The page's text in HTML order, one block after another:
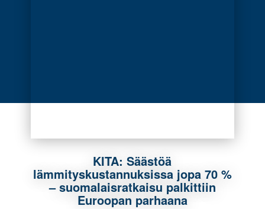
KITA: Säästöä
lämmityskustannuksissa jopa 70 %
– suomalaisratkaisu palkittiin
Euroopan parhaana